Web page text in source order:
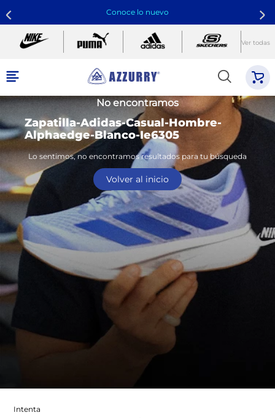
Conoce lo nuevo
Ver todas
No encontramos
Zapatilla-Adidas-Casual-Hombre-
Alphaedge-Blanco-Ie6305
Lo sentimos, no encontramos resultados para tu búsqueda
Volver al inicio
Intenta